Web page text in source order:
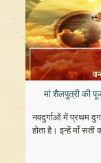
मां शैलपुत्री की
नवदुर्गाओं में प्रथम
होता है। इन्हें माँ सती